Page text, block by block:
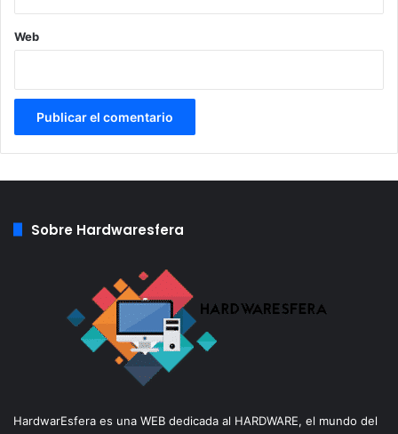
Web
Sobre Hardwaresfera
HardwarEsfera es una WEB dedicada al HARDWARE, el mundo del